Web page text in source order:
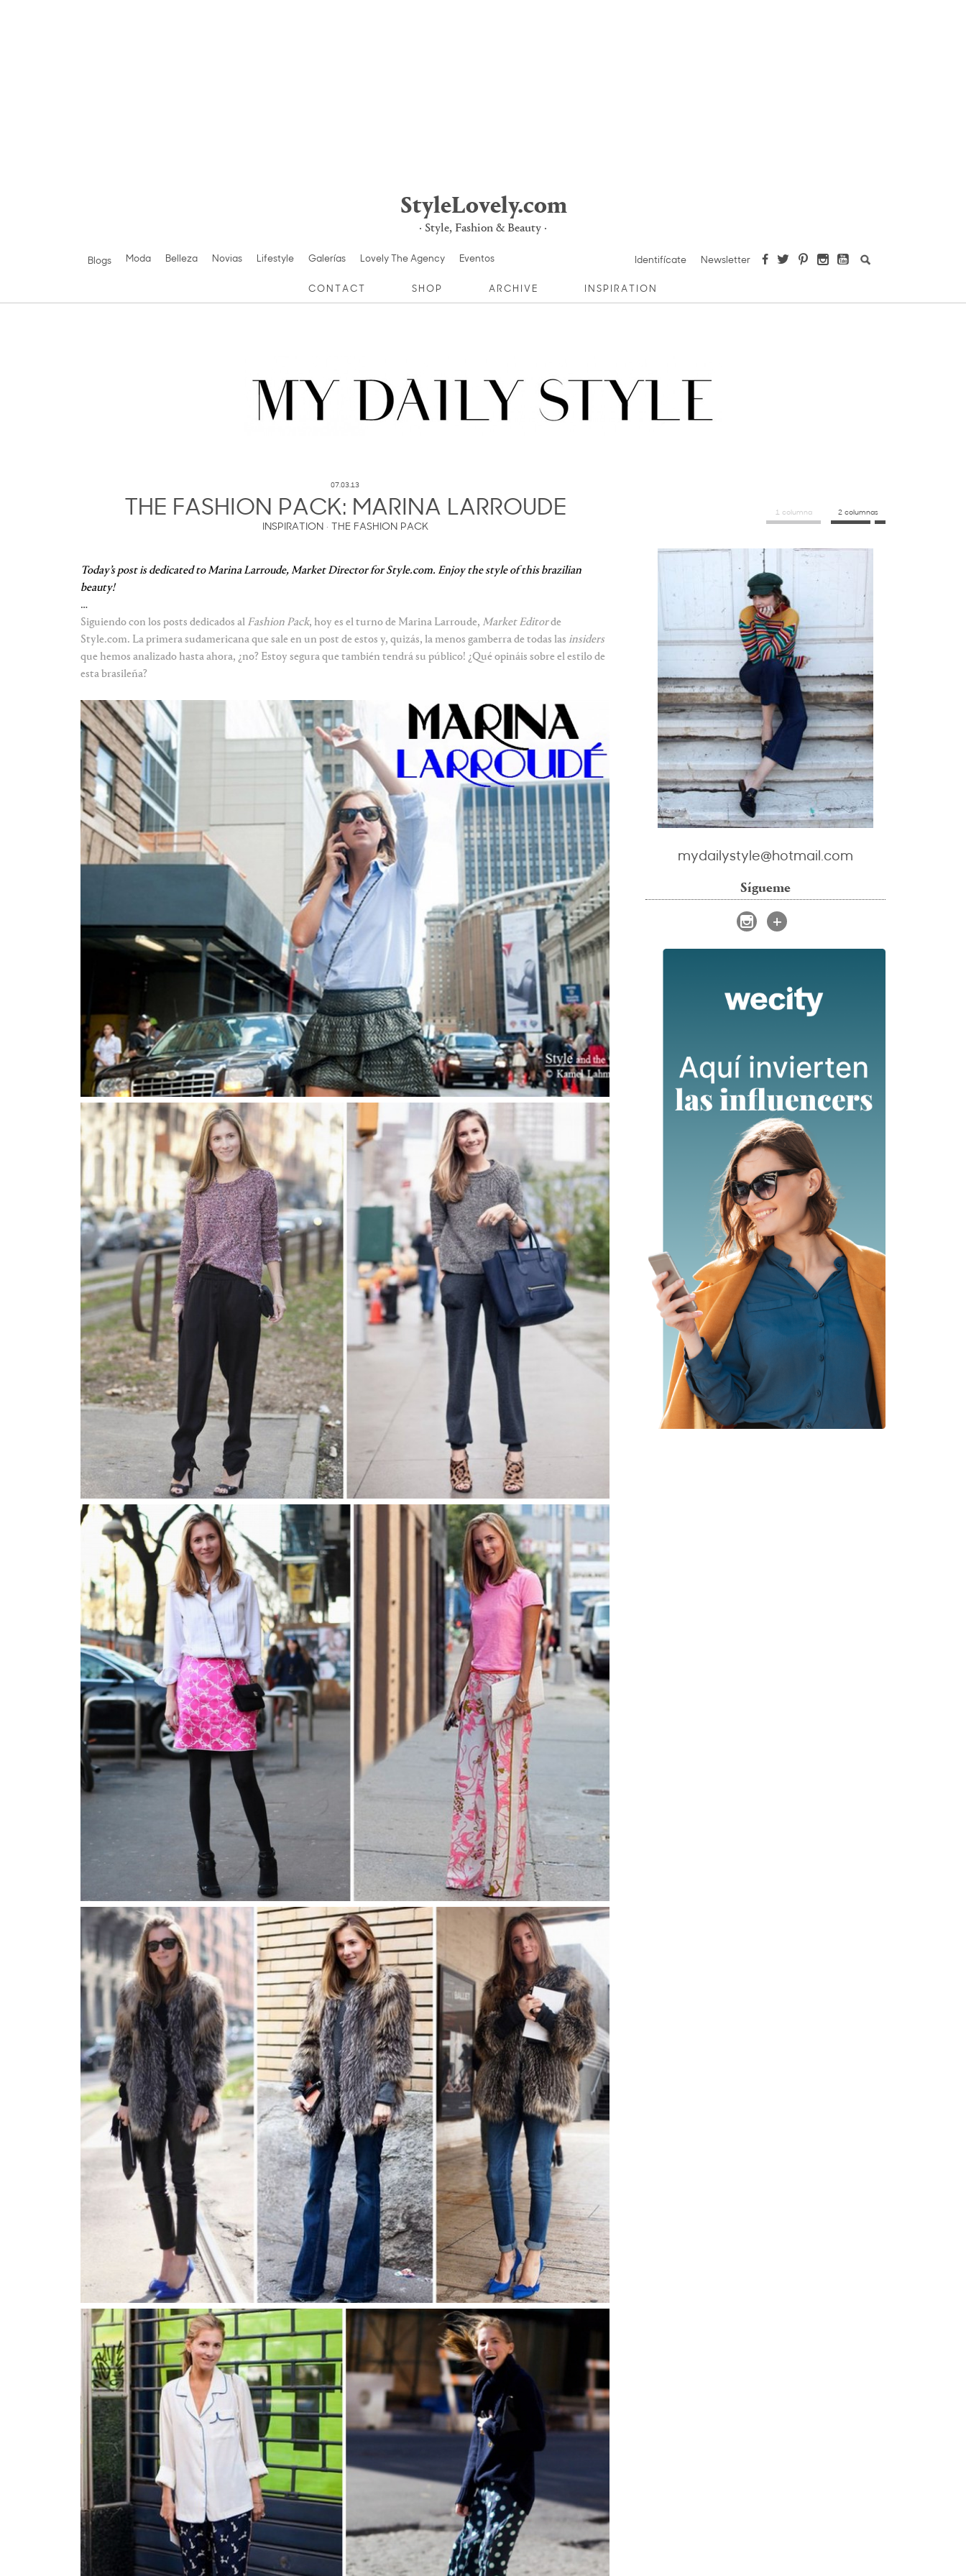
StyleLovely.com
· Style, Fashion & Beauty ·
Blogs Moda Belleza Novias Lifestyle Galerías Lovely The Agency Eventos Identifícate Newsletter Buscar:
CONTACT SHOP ARCHIVE INSPIRATION
07.03.13
THE FASHION PACK: MARINA LARROUDE
INSPIRATION· THE FASHION PACK
Today’s post is dedicated to Marina Larroude, Market Director for Style.com. Enjoy the style of this brazilian
beauty!
…
Siguiendo con los posts dedicados al Fashion Pack, hoy es el turno de Marina Larroude, Market Editorde
Style.com. La primera sudamericana que sale en un post de estos y, quizás, la menos gamberra de todas las insiders
que hemos analizado hasta ahora, ¿no? Estoy segura que también tendrá su público! ¿Qué opináis sobre el estilo de
esta brasileña?
1 columna 2 columnas
mydailystyle@hotmail.com
Sígueme